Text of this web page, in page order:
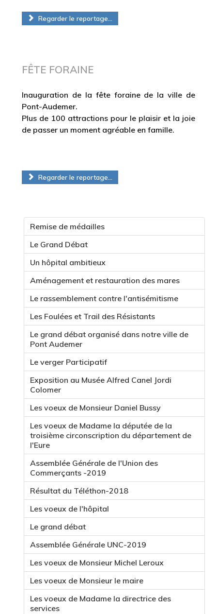
Regarder le reportage...
FÊTE FORAINE
Inauguration de la fête foraine de la ville de
Pont-Audemer.
Plus de 100 attractions pour le plaisir et la joie
de passer un moment agréable en famille.
Regarder le reportage...
Remise de médailles
Le Grand Débat
Un hôpital ambitieux
Aménagement et restauration des mares
Le rassemblement contre l'antisémitisme
Les Foulées et Trail des Résistants
Le grand débat organisé dans notre ville de
Pont Audemer
Le verger Participatif
Exposition au Musée Alfred Canel Jordi
Colomer
Les voeux de Monsieur Daniel Bussy
Les voeux de Madame la députée de la
troisième circonscription du département de
l'Eure
Assemblée Générale de l'Union des
Commerçants -2019
Résultat du Téléthon-2018
Les voeux de l'hôpital
Le grand débat
Assemblée Générale UNC-2019
Les voeux de Monsieur Michel Leroux
Les voeux de Monsieur le maire
Les voeux de Madame la directrice des
services